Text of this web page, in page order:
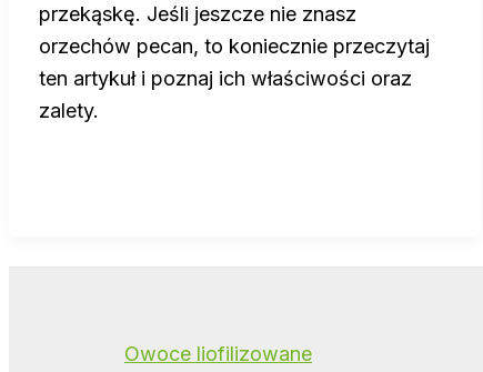
przekąskę. Jeśli jeszcze nie znasz
orzechów pecan, to koniecznie przeczytaj
ten artykuł i poznaj ich właściwości oraz
zalety.
Owoce liofilizowane